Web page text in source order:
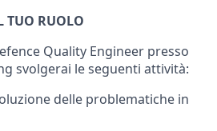
TUO RUOLO
Quality Engineer presso
svolgerai le seguenti attività:
delle problematiche in